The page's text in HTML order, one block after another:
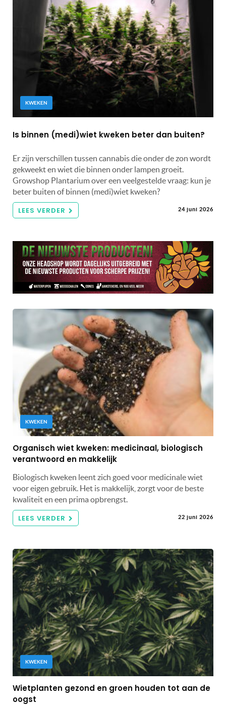
KWEKEN
Is binnen (medi)wiet kweken beter dan buiten?
Er zijn verschillen tussen cannabis die onder de zon wordt
gekweekt en wiet die binnen onder lampen groeit.
Growshop Plantarium over een veelgestelde vraag: kun je
beter buiten of binnen (medi)wiet kweken?
LEES VERDER 24 juni 2026
KWEKEN
Organisch wiet kweken: medicinaal, biologisch
verantwoord en makkelijk
Biologisch kweken leent zich goed voor medicinale wiet
voor eigen gebruik. Het is makkelijk, zorgt voor de beste
kwaliteit en een prima opbrengst.
LEES VERDER 22 juni 2026
KWEKEN
Wietplanten gezond en groen houden tot aan de
oogst